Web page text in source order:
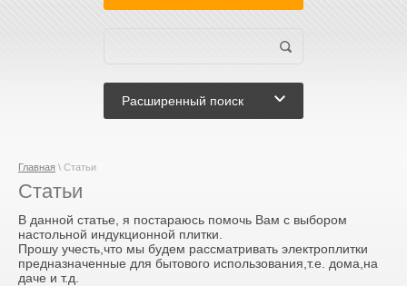
Расширенный поиск
Главная \ Статьи
Статьи
В данной статье, я постараюсь помочь Вам с выбором
настольной индукционной плитки.
Прошу учесть,что мы будем рассматривать электроплитки
предназначенные для бытового использования,т.е. дома,на
даче и т.д.